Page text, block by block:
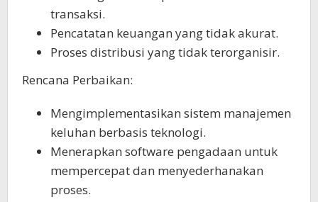
transaksi.
Pencatatan keuangan yang tidak akurat.
Proses distribusi yang tidak terorganisir.
Rencana Perbaikan:
Mengimplementasikan sistem manajemen
keluhan berbasis teknologi.
Menerapkan software pengadaan untuk
mempercepat dan menyederhanakan
proses.